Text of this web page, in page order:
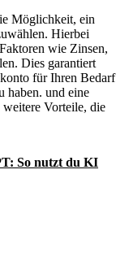
Möglichkeit, ein
Hierbei
wie Zinsen,
Dies garantiert
für Ihren Bedarf
haben. und eine
weitere Vorteile, die
So nutzt du KI